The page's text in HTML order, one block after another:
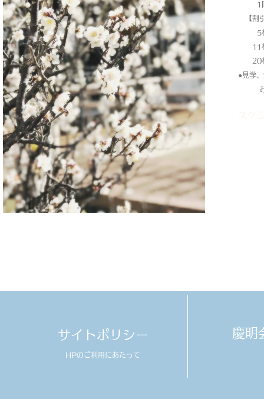
1
【割
5枚
11
20
​●見学
お気
サイトポリシー
HPのご利用にあたって
慶明